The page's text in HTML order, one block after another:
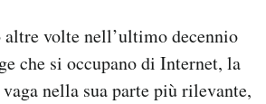
altre volte nell’ultimo decennio
che si occupano di Internet, la
nella sua parte più rilevante,